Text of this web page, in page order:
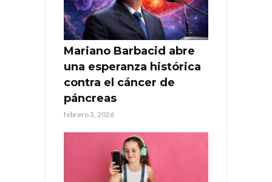
Mariano Barbacid abre
una esperanza histórica
contra el cáncer de
páncreas
febrero 3, 2026